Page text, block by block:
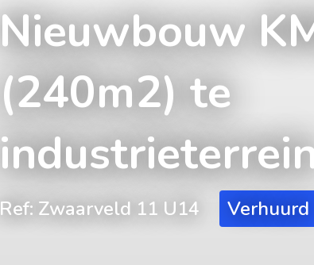
Nieuwbouw
(240m2) te
Ref: Zwaarveld 11 U14 Verhuurd